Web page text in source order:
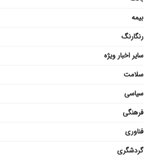
بیمه
رنگارنگ
سایر اخبار ویژه
سلامت
سیاسی
فرهنگی
فناوری
گردشگری